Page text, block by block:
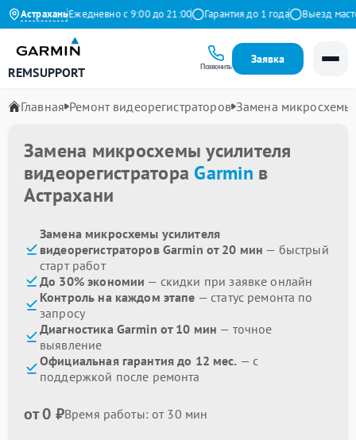
Астрахань
Яндекс Ежедневно с 9:00 до 21:00 Гарантия до 1 года Выезд
REMSUPPORT Позвонить
Заявка
Главная Ремонт видеорегистраторов Замена микросхемы
Замена микросхемы усилителя
видеорегистратора Garmin в
Астрахани
Замена микросхемы усилителя
видеорегистраторов Garmin от 20 мин — быстрый
старт работ
До 30% экономии — скидки при заявке онлайн
Контроль на каждом этапе — статус ремонта по
запросу
Диагностика Garmin от 10 мин — точное
выявление
Официальная гарантия до 12 мес. — с
поддержкой после ремонта
от 0 ₽Время работы: от 30 мин